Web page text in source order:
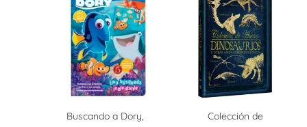
Buscando a Dory,
Colección de